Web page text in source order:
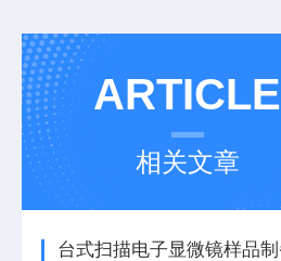
ARTICLE
相关文章